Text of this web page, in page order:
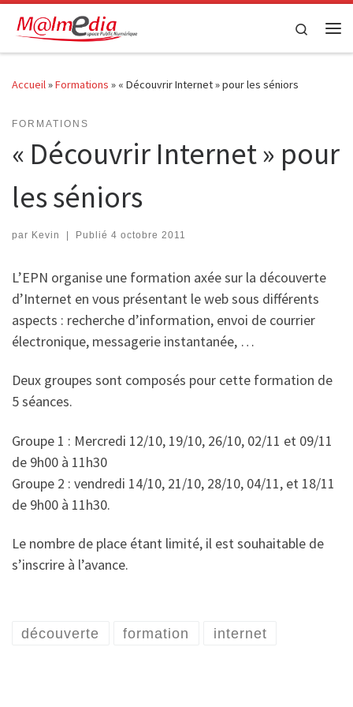
Passer au contenu
Search
Accueil»Formations » « Découvrir Internet » pour les séniors
FORMATIONS
« Découvrir Internet » pour
les séniors
par Kevin | Publié 4 octobre 2011
L’EPN organise une formation axée sur la découverte
d’Internet en vous présentant le web sous différents
aspects : recherche d’information, envoi de courrier
électronique, messagerie instantanée, …
Deux groupes sont composés pour cette formation de
5 séances.
Groupe 1 : Mercredi 12/10, 19/10, 26/10, 02/11 et 09/11
de 9h00 à 11h30
Groupe 2 : vendredi 14/10, 21/10, 28/10, 04/11, et 18/11
de 9h00 à 11h30.
Le nombre de place étant limité, il est souhaitable de
s’inscrire à l’avance.
découverte formation internet